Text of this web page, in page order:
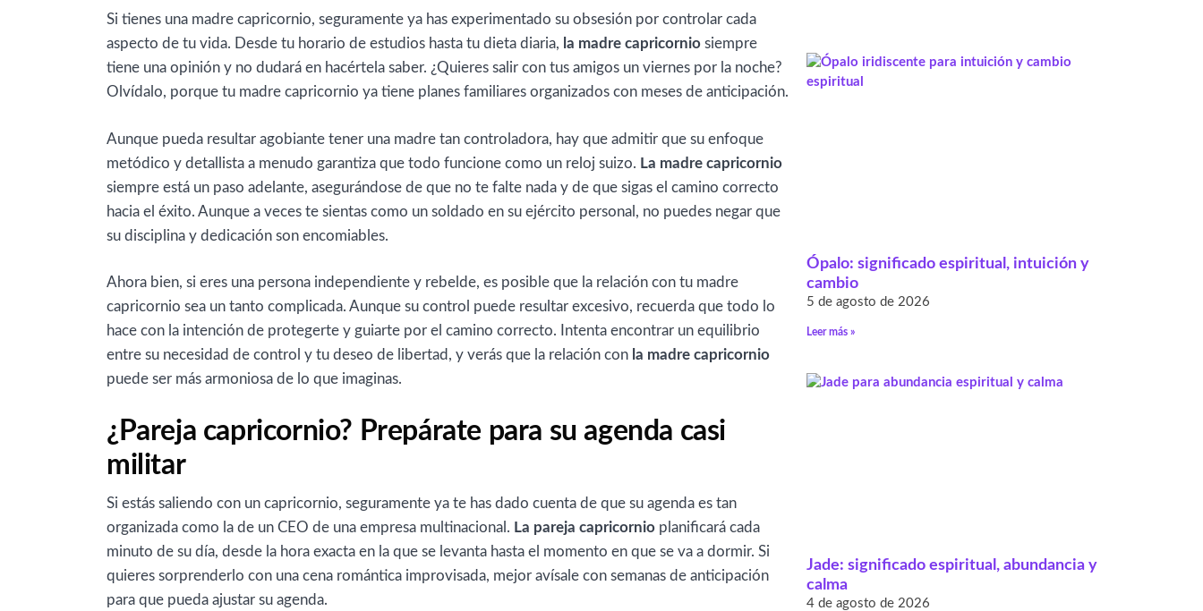
Si tienes una madre capricornio, seguramente ya has experimentado su obsesión por controlar cada
aspecto de tu vida. Desde tu horario de estudios hasta tu dieta diaria, la madre capricornio siempre
tiene una opinión y no dudará en hacértela saber. ¿Quieres salir con tus amigos un viernes por la noche?
Olvídalo, porque tu madre capricornio ya tiene planes familiares organizados con meses de anticipación.
Aunque pueda resultar agobiante tener una madre tan controladora, hay que admitir que su enfoque
metódico y detallista a menudo garantiza que todo funcione como un reloj suizo. La madre capricornio
siempre está un paso adelante, asegurándose de que no te falte nada y de que sigas el camino correcto
hacia el éxito. Aunque a veces te sientas como un soldado en su ejército personal, no puedes negar que
su disciplina y dedicación son encomiables.
Ahora bien, si eres una persona independiente y rebelde, es posible que la relación con tu madre
capricornio sea un tanto complicada. Aunque su control puede resultar excesivo, recuerda que todo lo
hace con la intención de protegerte y guiarte por el camino correcto. Intenta encontrar un equilibrio
entre su necesidad de control y tu deseo de libertad, y verás que la relación con la madre capricornio
puede ser más armoniosa de lo que imaginas.
¿Pareja capricornio? Prepárate para su agenda casi
militar
Si estás saliendo con un capricornio, seguramente ya te has dado cuenta de que su agenda es tan
organizada como la de un CEO de una empresa multinacional. La pareja capricornio planificará cada
minuto de su día, desde la hora exacta en la que se levanta hasta el momento en que se va a dormir. Si
quieres sorprenderlo con una cena romántica improvisada, mejor avísale con semanas de anticipación
para que pueda ajustar su agenda.
Ópalo: significado espiritual, intuición y
cambio
5 de agosto de 2026
Leer más »
Jade: significado espiritual, abundancia y
calma
4 de agosto de 2026